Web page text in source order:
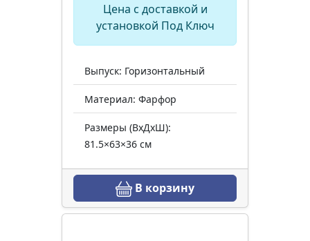
Цена с доставкой и
установкой Под Ключ
Выпуск: Горизонтальный
Материал: Фарфор
Размеры (ВхДхШ):
81.5×63×36 см
В корзину